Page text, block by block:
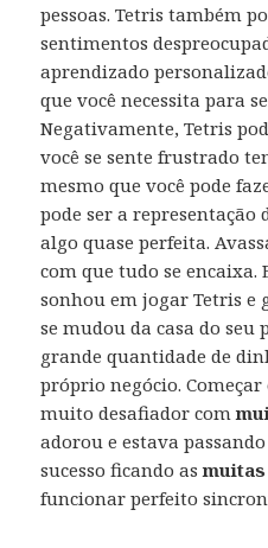
pessoas. Tetris também
sentimentos
aprendizado
que você necessita para
Negativamente, Tetris
você se sente frustrado
mesmo que você pode
pode ser a representação
algo quase perfeita.
com que tudo se encaixa.
sonhou em jogar Tetris e
se mudou da casa do
grande quantidade de
próprio negócio.
muito desafiador com
adorou e estava
sucesso ficando asmuitas
funcionar perfeito